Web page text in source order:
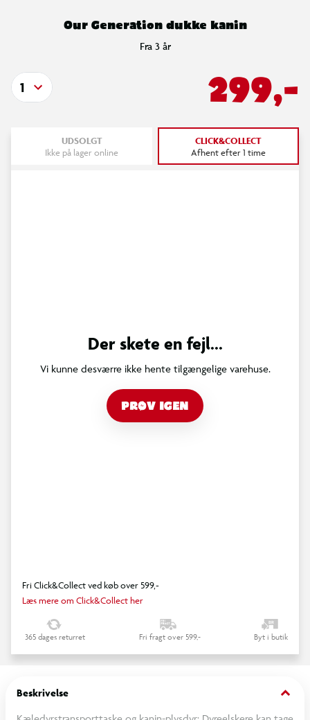
Our Generation dukke kanin
Fra 3 år
299,-
1
UDSOLGT
Ikke på lager online
CLICK&COLLECT
Afhent efter 1 time
Der skete en fejl...
Vi kunne desværre ikke hente tilgængelige varehuse.
PRØV IGEN
Fri Click&Collect ved køb over 599,-
Læs mere om Click&Collect her
365 dages returret Fri fragt over 599,- Byt i butik
Beskrivelse keyboard_arrow_down